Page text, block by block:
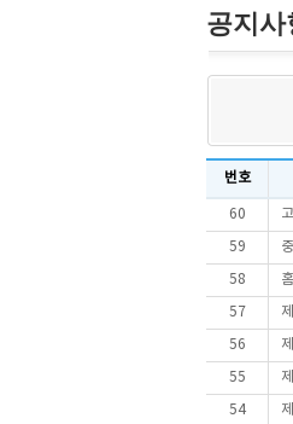
공지사
번호
60
59
58
57
56
55
54